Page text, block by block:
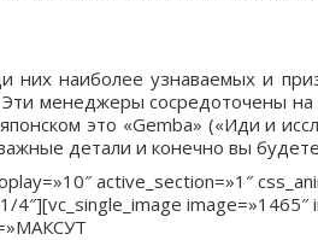
наиболее узнаваемых и
менеджеры сосредоточены
это «Gemba» («Иди и
детали и конечно вы
active_section=»1″